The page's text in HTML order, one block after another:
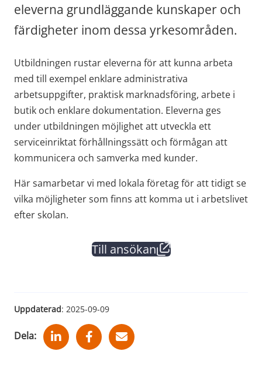
eleverna grundläggande kunskaper och
färdigheter inom dessa yrkesområden.
Utbildningen rustar eleverna för att kunna arbeta
med till exempel enklare administrativa
arbetsuppgifter, praktisk marknadsföring, arbete i
butik och enklare dokumentation. Eleverna ges
under utbildningen möjlighet att utveckla ett
serviceinriktat förhållningssätt och förmågan att
kommunicera och samverka med kunder.
Här samarbetar vi med lokala företag för att tidigt se
vilka möjligheter som finns att komma ut i arbetslivet
efter skolan.
Till ansökan(länk till annan
Uppdaterad: 2025-09-09
Dela: